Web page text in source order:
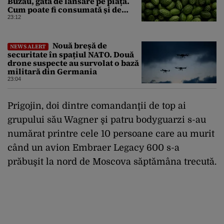
Cum poate fi consumată și de
unde provine soiul
23:12
NEWS ALERT
Nouă breșă de
securitate în spațiul NATO. Două
drone suspecte au survolat o bază
militară din Germania
23:04
Prigojin, doi dintre comandanţii de top ai
grupului său Wagner şi patru bodyguarzi s-au
numărat printre cele 10 persoane care au murit
când un avion Embraer Legacy 600 s-a
prăbuşit la nord de Moscova săptămâna trecută.